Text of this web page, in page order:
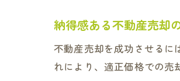
納得感ある不動産売却
不動産売却を成功させるに
れにより、適正価格での売